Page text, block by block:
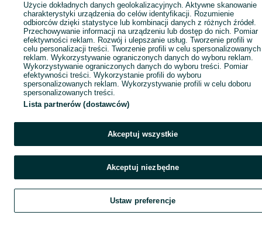
Szukaj Obserwujesz Dodaj Czat
Użycie dokładnych danych geolokalizacyjnych. Aktywne skanowanie
charakterystyki urządzenia do celów identyfikacji. Rozumienie
odbiorców dzięki statystyce lub kombinacji danych z różnych źródeł.
Przechowywanie informacji na urządzeniu lub dostęp do nich. Pomiar
efektywności reklam. Rozwój i ulepszanie usług. Tworzenie profili w
celu personalizacji treści. Tworzenie profili w celu spersonalizowanych
reklam. Wykorzystywanie ograniczonych danych do wyboru reklam.
Wykorzystywanie ograniczonych danych do wyboru treści. Pomiar
efektywności treści. Wykorzystanie profili do wyboru
spersonalizowanych reklam. Wykorzystywanie profili w celu doboru
spersonalizowanych treści.
Lista partnerów (dostawców)
Akceptuj wszystkie
Akceptuj niezbędne
Ustaw preferencje